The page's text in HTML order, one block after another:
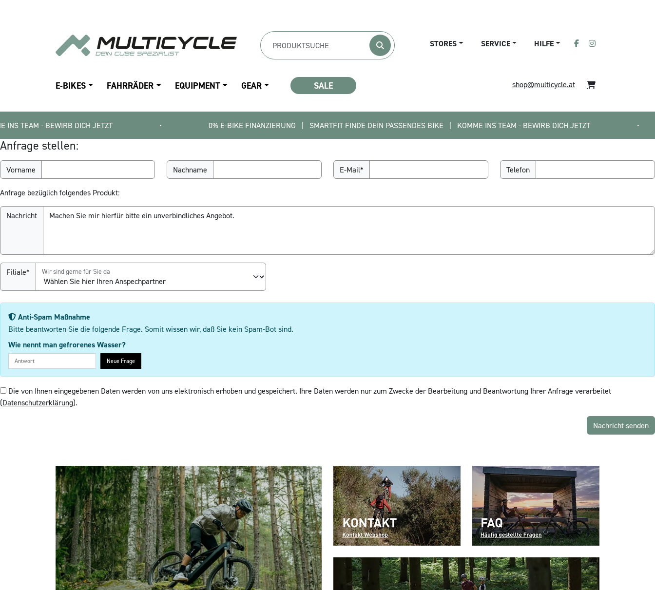
STORES SERVICE HILFE
E-BIKES FAHRRÄDER EQUIPMENT GEAR SALE shop@multicycle.at
- BEWIRB DICH JETZT 0% E-BIKE FINANZIERUNG   |   SMARTFIT FINDE DEIN PASSENDES BIKE   |   KOMME INS TEAM - BEWIRB DICH JETZT
Anfrage stellen:
Vorname Nachname E-Mail* Telefon
Anfrage bezüglich folgendes Produkt:
Nachricht
Filiale* Wir sind gerne für Sie da
Anti-Spam Maßnahme
Bitte beantworten Sie die folgende Frage. Somit wissen wir, daß Sie kein Spam-Bot sind.
Wie nennt man gefrorenes Wasser?
Neue Frage
Die von Ihnen eingegebenen Daten werden von uns elektronisch erhoben und gespeichert. Ihre Daten werden nur zum Zwecke der Bearbeitung und Beantwortung Ihrer Anfrage verarbeitet
(Datenschutzerklärung).
Nachricht senden